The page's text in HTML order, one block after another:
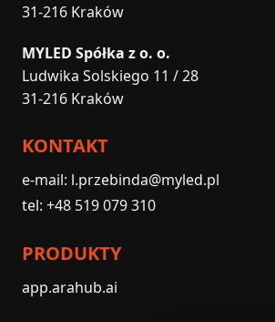
31-216 Kraków
MYLED Spółka z o. o.
Ludwika Solskiego 11 / 28
31-216 Kraków
KONTAKT
e-mail: l.przebinda@myled.pl
tel: +48 519 079 310
PRODUKTY
app.arahub.ai